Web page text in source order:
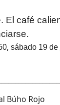
El café
sábado 19
Búho Rojo